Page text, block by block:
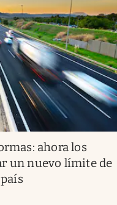
ahora los
un nuevo límite de